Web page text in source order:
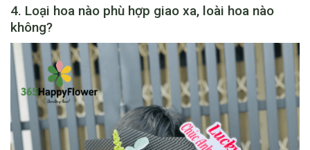
4. Loại hoa nào phù hợp giao xa, loài hoa nào
không?